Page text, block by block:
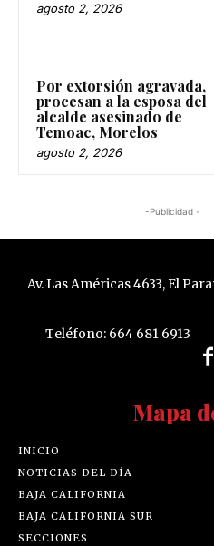
agosto 2, 2026
Por extorsión agravada,
procesan a la esposa del
alcalde asesinado de
Temoac, Morelos
agosto 2, 2026
-Publicidad -
Av. Las Américas 4633, El
Teléfono: 664 681 6913
Mapa
INICIO
NOTICIAS DEL DÍA
BAJA CALIFORNIA
BAJA CALIFORNIA SUR
SECCIONES